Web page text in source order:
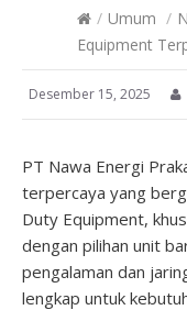
/ Umum /
Equipment
Desember 15, 2025
PT Nawa Energi
terpercaya yang
Duty Equipment,
dengan pilihan unit
pengalaman dan
lengkap untuk